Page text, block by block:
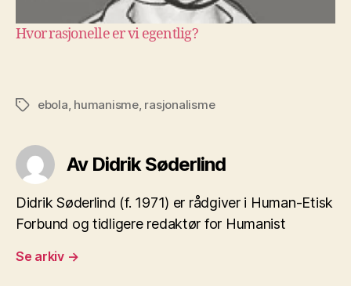
Hvor rasjonelle er vi egentlig?
Stikkord
ebola humanisme, rasjonalisme
Av Didrik Søderlind
Didrik Søderlind (f. 1971) er rådgiver i Human-Etisk
Forbund og tidligere redaktør for Humanist
Se arkiv →